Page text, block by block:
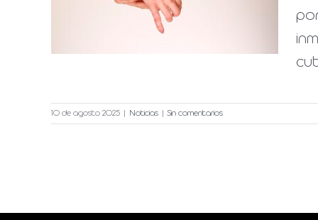
10 de agosto 2025 Noticias Sin comentarios